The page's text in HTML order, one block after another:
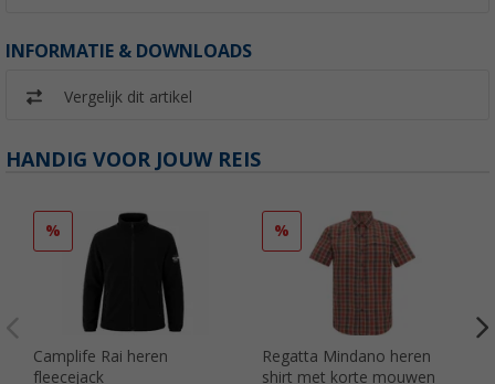
INFORMATIE & DOWNLOADS
Vergelijk dit artikel
HANDIG VOOR JOUW REIS
%
Camplife Rai heren
fleecejack
%
Regatta Mindano heren
shirt met korte mouwen